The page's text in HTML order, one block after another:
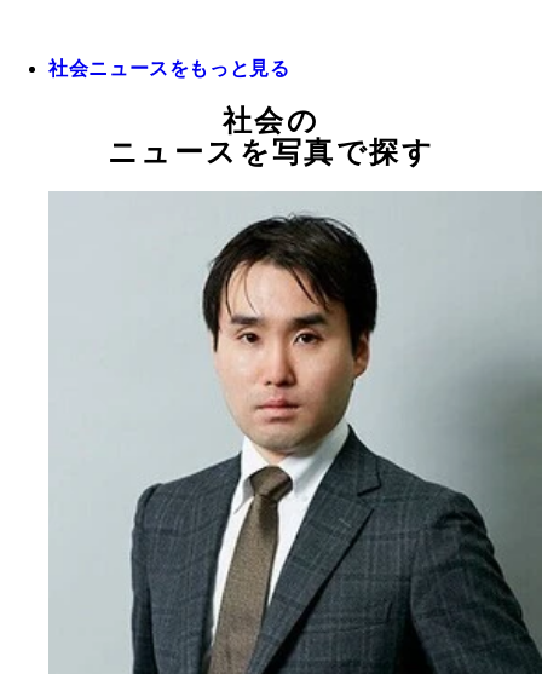
社会ニュースをもっと見る
社会の
ニュースを写真で探す